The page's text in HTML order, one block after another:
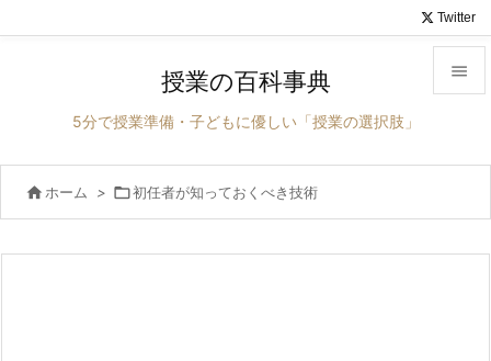


前へ
Twitter
授業の百科事典
5分で授業準備・子どもに優しい「授業の選択肢」
 ホーム > 初任者が知っておくべき技術